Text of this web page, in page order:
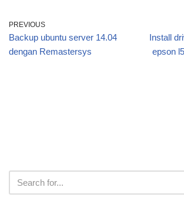
PREVIOUS
Backup ubuntu server 14.04
dengan Remastersys
Install
epson